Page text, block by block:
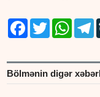
FacebookTwitter
Bölmənin digər